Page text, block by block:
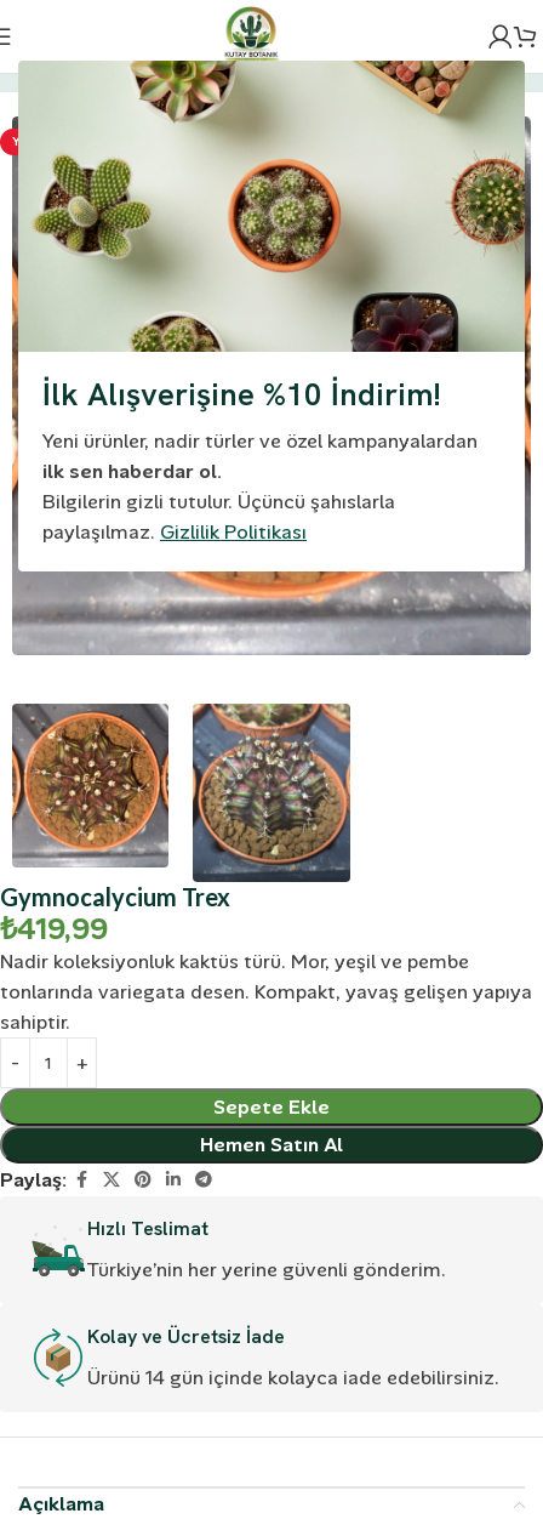
İlk Alışverişine %10 İndirim!
Yeni ürünler, nadir türler ve özel kampanyalardan
ilk sen haberdar ol.
Bilgilerin gizli tutulur. Üçüncü şahıslarla
paylaşılmaz. Gizlilik Politikası
Ana Sayfa Kaktüs Gymnocalycium
YENI
Gymnocalycium Trex
₺419,99
Nadir koleksiyonluk kaktüs türü. Mor, yeşil ve pembe
tonlarında variegata desen. Kompakt, yavaş gelişen yapıya
sahiptir.
Sepete Ekle
Hemen Satın Al
Paylaş:
Hızlı Teslimat
Türkiye’nin her yerine güvenli gönderim.
Kolay ve Ücretsiz İade
Ürünü 14 gün içinde kolayca iade edebilirsiniz.
Açıklama